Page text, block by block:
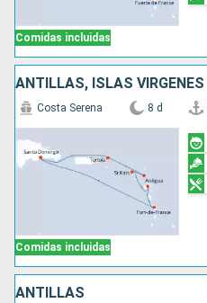
Comidas incluidas
ANTILLAS, ISLAS VÍRGENES
Comidas incluidas
Costa Serena 8 d
ANTILLAS